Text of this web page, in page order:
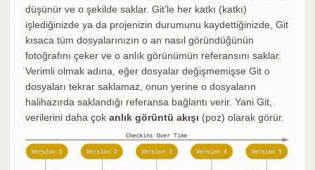
düşünür ve o şekilde saklar. Git’le her katkı (katkı)
işlediğinizde ya da projenizin durumunu kaydettiğinizde, Git
kısaca tüm dosyalarınızın o an nasıl göründüğünün
fotoğrafını çeker ve o anlık görünümün referansını saklar.
Verimli olmak adına, eğer dosyalar değişmemişse Git o
dosyaları tekrar saklamaz, onun yerine o dosyaların
halihazırda saklandığı referansa bağlantı verir. Yani Git,
verilerini daha çok anlık görüntü akışı (poz) olarak görür.